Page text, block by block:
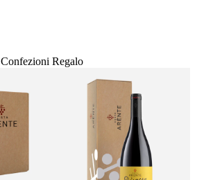
Confezioni Regalo